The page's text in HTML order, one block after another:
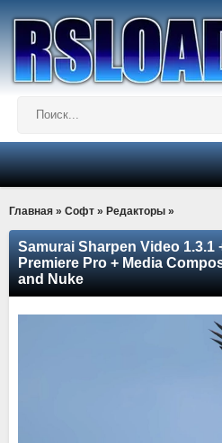
Главная » Софт » Редакторы »
Samurai Sharpen Video 1.3.1
Premiere Pro + Media
and Nuke